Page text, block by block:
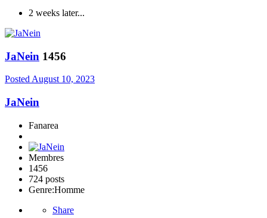
2 weeks later...
JaNein 1456
Posted August 10, 2023
JaNein
Fanarea
Membres
1456
724 posts
Genre:Homme
Share